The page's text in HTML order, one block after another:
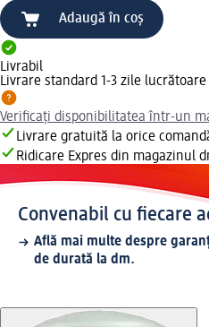
Adaugă în coș
Livrabil
Livrare standard 1-3 zile lucrătoare
Verificați disponibilitatea într-un
Livrare gratuită la orice
Ridicare Expres din magazinul
Convenabil cu fiecare
Află mai multe despre
de durată la dm.